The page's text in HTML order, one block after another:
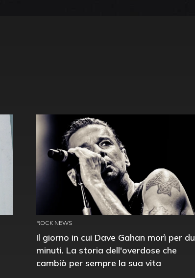
ROCK NEWS
Il giorno in cui Dave Gahan morì per
minuti. La storia dell'overdose che
cambiò per sempre la sua vita